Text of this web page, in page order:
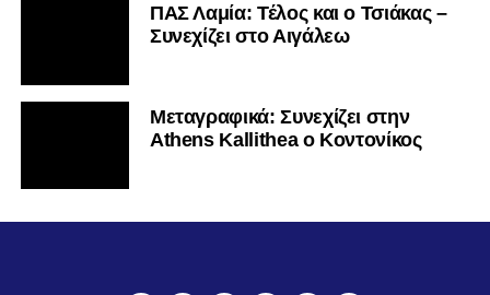
ΠΑΣ Λαμία: Τέλος και ο Τσιάκας –
Συνεχίζει στο Αιγάλεω
Mεταγραφικά: Συνεχίζει στην
Athens Kallithea ο Κοντονίκος